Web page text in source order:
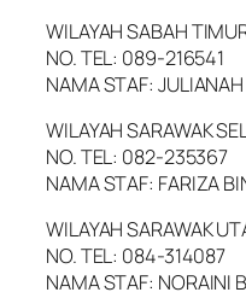
WILAYAH SABAH
NO. TEL: 089-216541
NAMA STAF:
WILAYAH SARAWAK
NO. TEL: 082-235367
NAMA STAF: FARIZA
WILAYAH SARAWAK
NO. TEL: 084-314087
NAMA STAF: NORAINI